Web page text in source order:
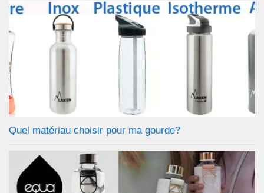
Quel matériau choisir pour ma gourde?